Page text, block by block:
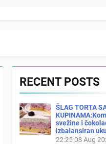
RECENT POSTS
ŠLAG TORTA
svežine i
izbalansiran
22:25 08 Aug